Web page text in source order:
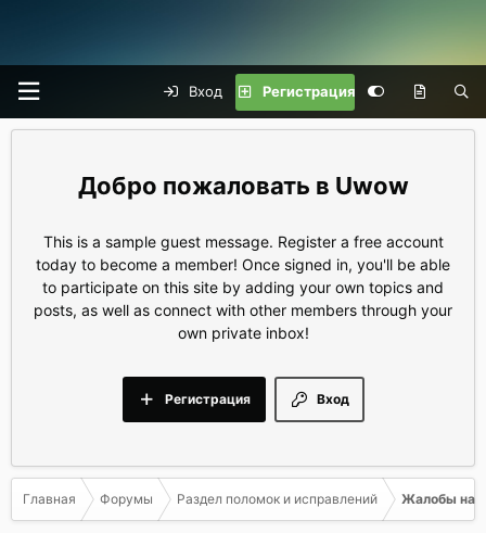
Вход Регистрация
Uwow
This is a sample guest message. Register a free account
today to become a member! Once signed in, you'll be able
to participate on this site by adding your own topics and
posts, as well as connect with other members through your
own private inbox!
Вход
Регистрация
Главная Форумы Раздел поломок и исправлений Жалобы на